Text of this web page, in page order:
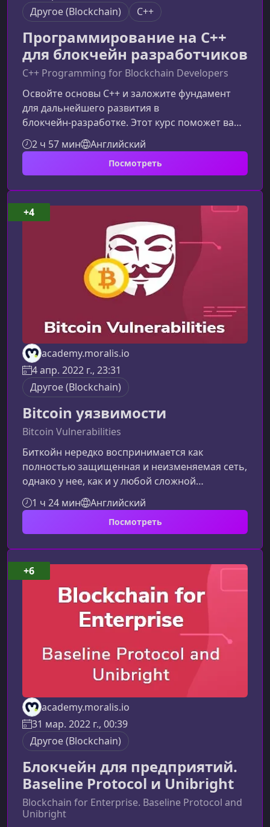
Другоe (Blockchain)
C++
Программирование на C++
для блокчейн разработчиков
C++ Programming for Blockchain Developers
Освойте основы C++ и заложите фундамент
для дальнейшего развития в
блокчейн‑разработке. Этот курс поможет вам
уверенно стартовать, изучить ключевые
концепции языка и подготовиться к созданию
собственных проектов на основе современных
этот курсКурс создан для начинающих
разработчиков, которые хотят освоить C++ как
основной инструмент для будущей работы с
блокчейн‑системами. Вы разберёте базовые
2 ч 57 мин Английский
Посмотреть
academy.moralis.io
4 апр. 2022 г., 23:31
Другоe (Blockchain)
Bitcoin уязвимости
Bitcoin Vulnerabilities
Биткойн нередко воспринимается как
полностью защищенная и неизменяемая сеть,
однако у нее, как и у любой сложной
технологии, есть уязвимости. В этом
материале мы разберем, какие угрозы
действительно представляют риск, как они
продолжает оставаться одной из самых
надежных децентрализованных систем в
мире.Что делает Биткойн уязвимымХотя сеть
Биткойн устойчива к большинству атак
благодаря децентрализаци
1 ч 24 мин Английский
Посмотреть
+4
academy.moralis.io
31 мар. 2022 г., 00:39
Другоe (Blockchain)
Блокчейн для предприятий.
Baseline Protocol и Unibright
Blockchain for Enterprise. Baseline Protocol and
Unibright
+6